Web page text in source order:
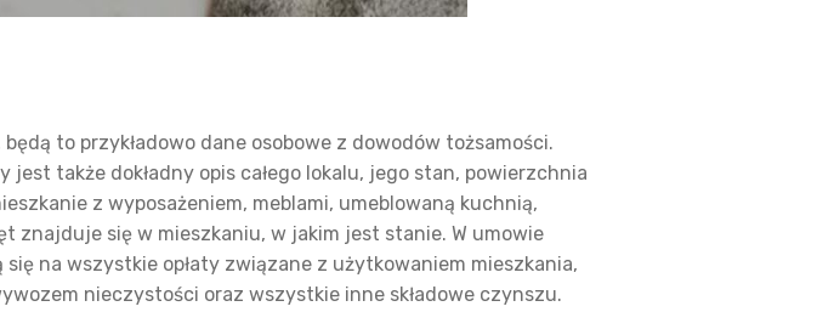
to przykładowo dane osobowe z dowodów tożsamości.
także dokładny opis całego lokalu, jego stan, powierzchnia
z wyposażeniem, meblami, umeblowaną kuchnią,
znajduje się w mieszkaniu, w jakim jest stanie. W umowie
na wszystkie opłaty związane z użytkowaniem mieszkania,
nieczystości oraz wszystkie inne składowe czynszu.